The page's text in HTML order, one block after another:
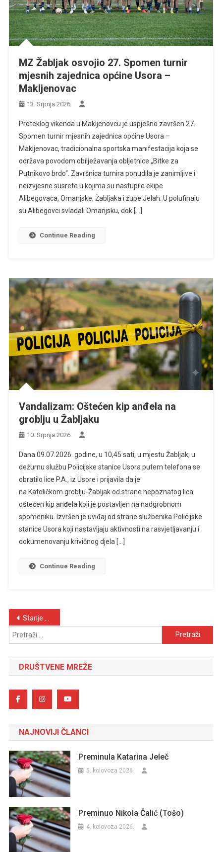
MZ Žabljak osvojio 27. Spomen turnir
mjesnih zajednica općine Usora –
Makljenovac
13. Srpnja 2026.
Proteklog vikenda u Makljenovcu je uspješno završen 27.
Spomen turnir mjesnih zajednica općine Usora –
Makljenovac, tradicionalna sportska manifestacija koja se
održava povodom obilježavanja obljetnice „Bitke za
Putnikovo brdo“. Završnica turnira ponudila je zanimljive i
neizvjesne susrete u kojima su nastupile ekipe
Alibegovaca, Omanjske, Žabljaka i župe Jelah. U polufinalu
su Alibegovci svladali Omanjsku, dok […]
Continue Reading
Vandalizam: Oštećen kip anđela na
groblju u Žabljaku
10. Srpnja 2026.
Dana 09.07.2026. godine, u 10,45 sati, u mjestu Žabljak, u
dežurnu službu Policijske stanice Usora putem telefona se
obratilo lice P.A., iz Usore i prijavila da je
na Katoličkom groblju-Žabljak od strane nepoznatog lica
oštećen kip anđela koji je postavljen na nadgrobnom
spomeniku. Izvršen je uviđaj od strane službenika Policijske
stanice Usora koji nastavljaju aktivnosti na rasvjetljavanju i
dokumenovanju krivičnog djela […]
Continue Reading
Navigacija
objava
Starije objave
Pretraži:
DRUŠTVENE MREŽE
NAJNOVIJI ČLANCI
Preminula Katarina Jeleč
5. kolovoza 2026.
Preminuo Nikola Čalić (Tošo)
4. kolovoza 2026.